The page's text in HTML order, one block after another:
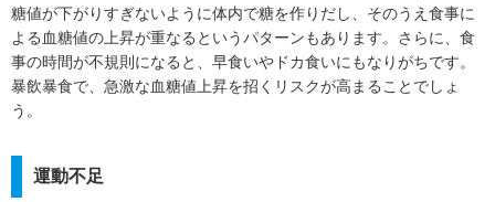
糖値が下がりすぎないように体内で糖を作りだし、そのうえ食事に
よる血糖値の上昇が重なるというパターンもあります。さらに、食
事の時間が不規則になると、早食いやドカ食いにもなりがちです。
暴飲暴食で、急激な血糖値上昇を招くリスクが高まることでしょ
う。
運動不足